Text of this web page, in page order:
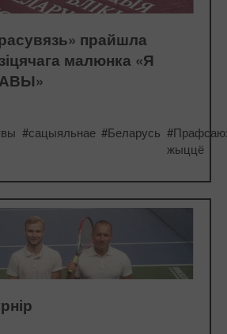
прайшла
малюнка «Я
#сацыяльнае #Беларусь
жыццё